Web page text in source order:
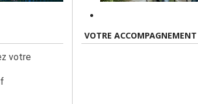
votre
VOTRE ACCOMPAGNEMENT